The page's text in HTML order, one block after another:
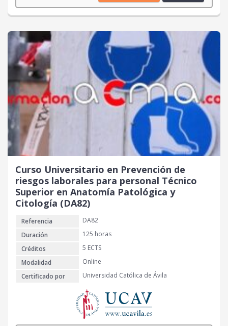
Curso Universitario en Prevención de
riesgos laborales para personal Técnico
Superior en Anatomía Patológica y
Citología (DA82)
Referencia
DA82
Duración
125 horas
Créditos
5 ECTS
Modalidad
Online
Certificado por
Universidad Católica de Ávila